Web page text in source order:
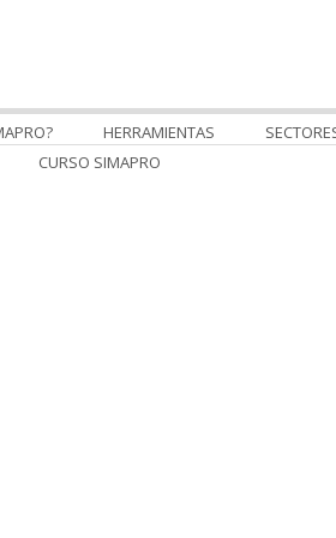
HERRAMIENTAS
CURSO SIMAPRO